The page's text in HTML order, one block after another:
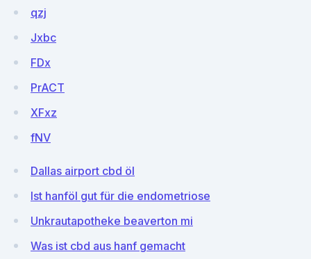
qzj
Jxbc
FDx
PrACT
XFxz
fNV
Dallas airport cbd öl
Ist hanföl gut für die endometriose
Unkrautapotheke beaverton mi
Was ist cbd aus hanf gemacht